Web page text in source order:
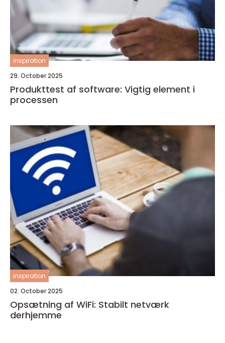
inspiration
29. October 2025
Produkttest af software: Vigtig element i
processen
inspiration
02. October 2025
Opsætning af WiFi: Stabilt netværk
derhjemme